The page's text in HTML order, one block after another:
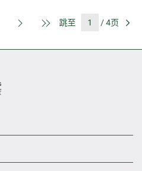
下一页 最后一页
跳至 / 4页